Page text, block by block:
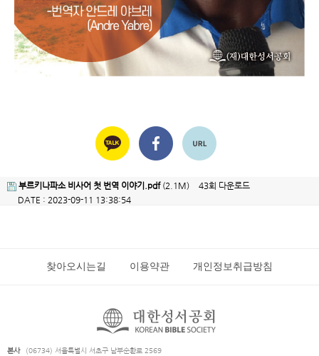
부르키나파소 비사어 첫 번역 이야기.pdf(2.1M)
43회 다운로드
DATE : 2023-09-11 13:38:54
찾아오시는길 이용약관 개인정보취급방침
본사 (06734) 서울특별시 서초구 남부순환로 2569